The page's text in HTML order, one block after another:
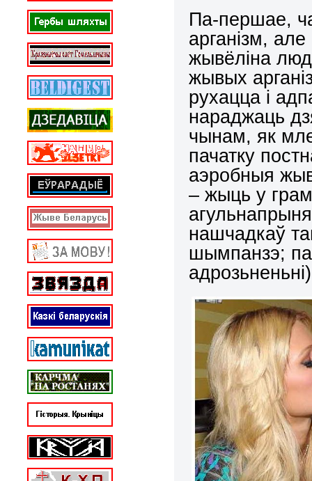
Па-першае,
арганізм,
жывёліна
жывых
рухацца і
нараджаць
чынам, як
пачатку
аэробныя
– жыць у
нашчадкаў
шымпанзэ;